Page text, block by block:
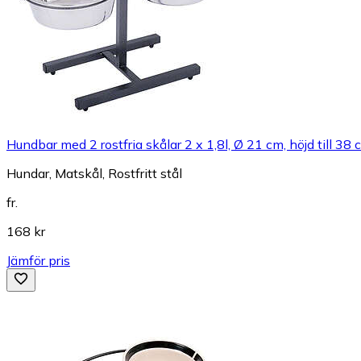
Hundbar med 2 rostfria skålar 2 x 1,8l, Ø 21 cm, höjd till 38
Hundar, Matskål, Rostfritt stål
fr.
168 kr
Jämför pris